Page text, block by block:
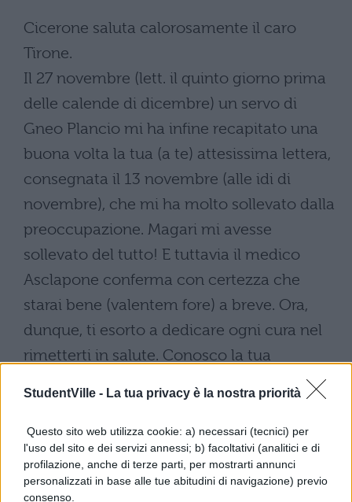
StudentVille - La tua privacy è la nostra priorità
Questo sito web utilizza cookie: a) necessari (tecnici) per
l'uso del sito e dei servizi annessi; b) facoltativi (analitici e di
profilazione, anche di terze parti, per mostrarti annunci
personalizzati in base alle tue abitudini di navigazione) previo
consenso.
Cicerone saluta calorosamente il caro
Tirone.
Il 27 novembre (lett. il quinto giorno prima
delle calende di dicembre) un servo di
Gneo Plancio mi ha infine recapitato una
buona volta la tua (a te) attesissima lettera,
consegnata il 13 novembre (alle idi di
novembre), che mi ha molto sollevato dalla
preoccupazione. Magari mi avesse
sollevato del tutto! E tuttavia il medico
Asclapone conferma con certezza che
starai bene (valentem fore) a breve. Ora,
dunque, ti esorto a dedicare ogni cura nel
rimetterti in salute. Conosco la tua
avvedutezza, la (tua) moderazione, il tuo
affetto verso di me; so che farai di tutto
(omnia: tutte le cose) per essere con me al
più presto; e tuttavia vorrei che non ti
affrettassi. Mi rimane solo da chiederti e